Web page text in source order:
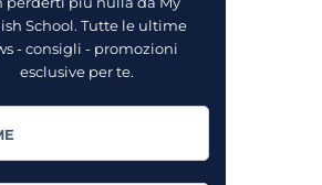
School. Tutte le ultime
- consigli - promozioni
esclusive per te.